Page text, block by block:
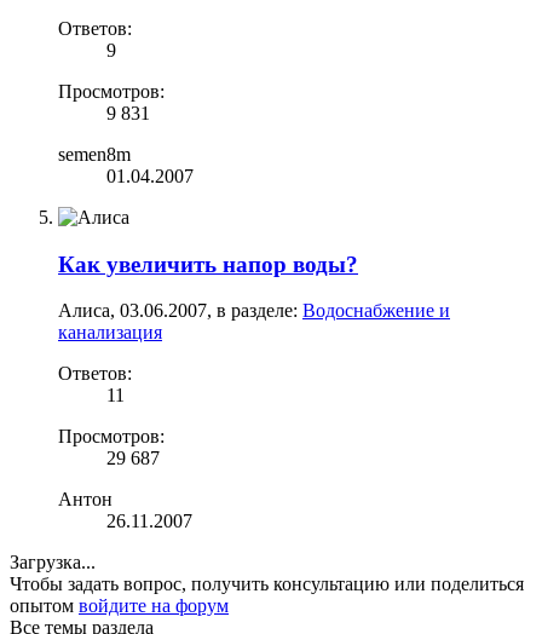
Ответов:
9
Просмотров:
9 831
semen8m
01.04.2007
Как увеличить напор воды?
Алиса, 03.06.2007, в разделе: Водоснабжение и
канализация
Ответов:
11
Просмотров:
29 687
Антон
26.11.2007
Загрузка...
Чтобы задать вопрос, получить консультацию или поделиться
опытом войдите на форум
Все темы раздела